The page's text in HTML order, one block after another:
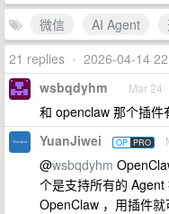
微信
AI Agent
21 replies • 2026-04-14
wsbqdyhm Mar 24
和 openclaw 那个插件
YuanJiwei OP PRO
@wsbqdyhm
个是支持所有的
OpenClaw ，用插件